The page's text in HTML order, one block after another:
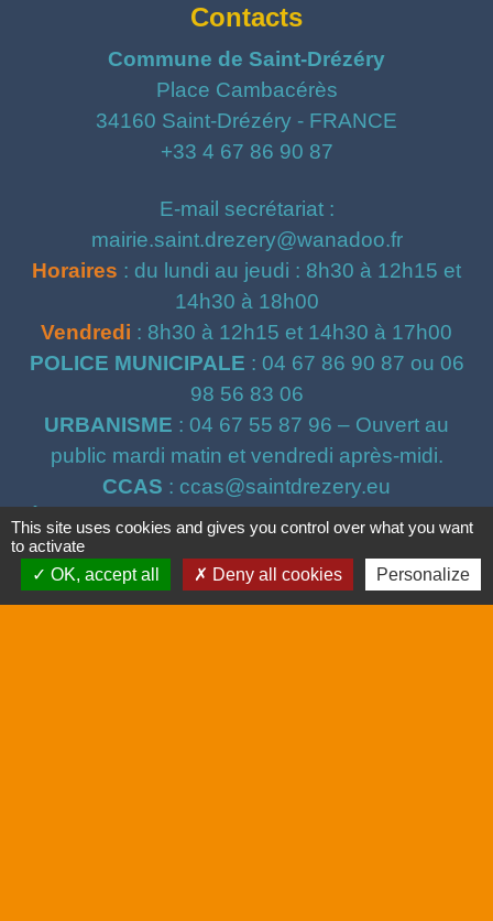
Contacts
Commune de Saint-Drézéry
Place Cambacérès
34160 Saint-Drézéry - FRANCE
+33 4 67 86 90 87
E-mail secrétariat :
mairie.saint.drezery@wanadoo.fr
Horaires : du lundi au jeudi : 8h30 à 12h15 et
14h30 à 18h00
Vendredi : 8h30 à 12h15 et 14h30 à 17h00
POLICE MUNICIPALE : 04 67 86 90 87 ou 06
98 56 83 06
URBANISME : 04 67 55 87 96 – Ouvert au
public mardi matin et vendredi après-midi.
CCAS : ccas@saintdrezery.eu
ÉCOLE & JEUNESSE
: M. Montella - 06 60 18
This site uses cookies and gives you control over what you want
to activate
OK, accept all
Deny all cookies Personalize